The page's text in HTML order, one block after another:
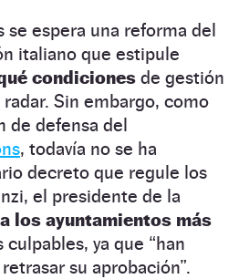
se espera una reforma del
italiano que estipule
condiciones de gestión
Sin embargo, como
de defensa del
, todavía no se ha
decreto que regule los
el presidente de la
los ayuntamientos más
culpables, ya que “han
su aprobación”.